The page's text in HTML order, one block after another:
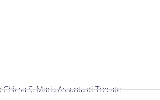
Chiesa S. Maria Assunta di Trecate